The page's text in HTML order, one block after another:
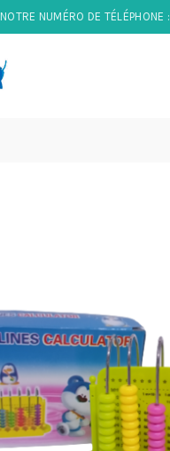
NOTRE NUMÉRO DE TÉLÉPHONE :